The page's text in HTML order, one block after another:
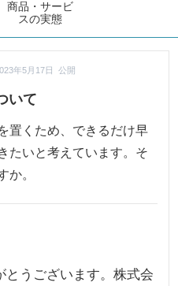
商品・サービ
スの実態
いて
年5月17日 公開
置くため、できるだけ早
たいと考えています。そ
か。
とうございます。株式会